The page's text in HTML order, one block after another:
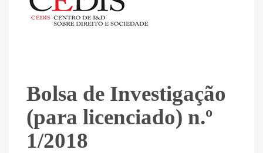
Bolsa de Investigação
(para licenciado) n.º
1/2018